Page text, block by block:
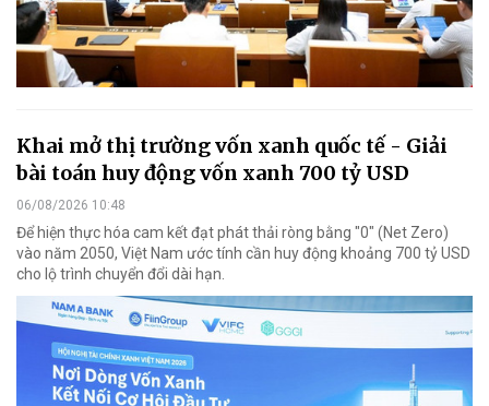
Khai mở thị trường vốn xanh quốc tế - Giải
bài toán huy động vốn xanh 700 tỷ USD
06/08/2026 10:48
Để hiện thực hóa cam kết đạt phát thải ròng bằng "0" (Net Zero)
vào năm 2050, Việt Nam ước tính cần huy động khoảng 700 tỷ USD
cho lộ trình chuyển đổi dài hạn.